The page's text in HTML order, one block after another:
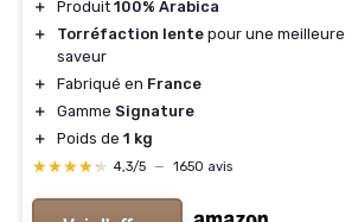
＋ Produit 100% Arabica
＋
Torréfaction lente pour une meilleure
saveur
＋
Fabriqué en France
＋
Gamme Signature
＋
Poids de 1 kg
★★★★★
★★★★★ 4,3/5 — 1650 avis